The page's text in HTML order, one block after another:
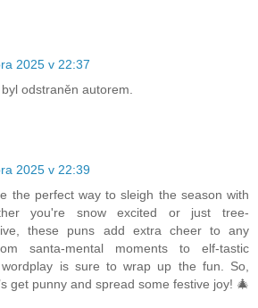
2025 v 22:37
odstraněn autorem.
2025 v 22:39
the perfect way to sleigh the season with
you're snow excited or just tree-
these puns add extra cheer to any
santa-mental moments to elf-tastic
wordplay is sure to wrap up the fun. So,
get punny and spread some festive joy! 🎄